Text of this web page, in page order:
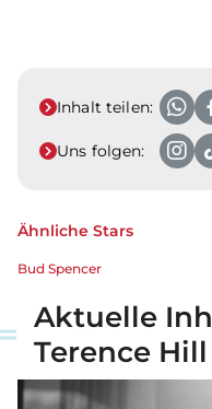
Inhalt teilen:
Uns folgen:
Ähnliche Stars
Bud Spencer
Aktuelle
Terence Hill